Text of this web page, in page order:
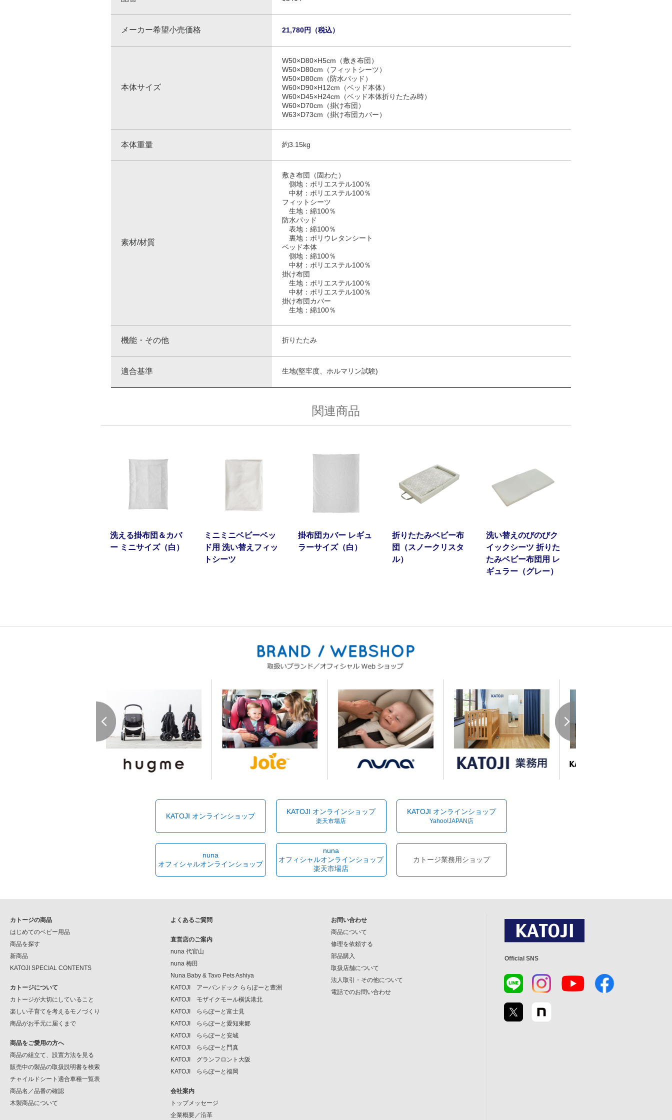
メーカー希望小売価格 21,780円（税込）
本体サイズ
W50×D80×H5cm（敷き布団）
W50×D80cm（フィットシーツ）
W50×D80cm（防水パッド）
W60×D90×H12cm（ベッド本体）
W60×D45×H24cm（ベッド本体折りたたみ時）
W60×D70cm（掛け布団）
W63×D73cm（掛け布団カバー）
本体重量 約3.15kg
素材/材質
敷き布団（固わた）
側地：ポリエステル100％
中材：ポリエステル100％
フィットシーツ
生地：綿100％
防水パッド
表地：綿100％
裏地：ポリウレタンシート
ベッド本体
側地：綿100％
中材：ポリエステル100％
掛け布団
生地：ポリエステル100％
中材：ポリエステル100％
掛け布団カバー
生地：綿100％
機能・その他 折りたたみ
適合基準 生地(堅牢度、ホルマリン試験)
関連商品
洗える掛布団＆カバ
ー ミニサイズ（白）
ミニミニベビーベッ
ド用 洗い替えフィッ
トシーツ
掛布団カバー レギュ
ラーサイズ（白）
折りたたみベビー布
団（スノークリスタ
ル）
洗い替えのびのびク
イックシーツ 折りた
たみベビー布団用 レ
ギュラー（グレー）
KATOJI オンラインショップ
KATOJI オンラインショップ
楽天市場店
KATOJI オンラインショップ
Yahoo!JAPAN店
nuna
オフィシャルオンラインショップ
nuna
オフィシャルオンラインショップ
楽天市場店
カトージ業務用ショップ
カトージの商品
はじめてのベビー用品
商品を探す
新商品
KATOJI SPECIAL CONTENTS
カトージについて
カトージが大切にしていること
楽しい子育てを考えるモノづくり
商品がお手元に届くまで
商品をご愛用の方へ
商品の組立て、設置方法を見る
販売中の製品の取扱説明書を検索
チャイルドシート適合車種一覧表
商品名／品番の確認
木製商品について
よくあるご質問
直営店のご案内
nuna 代官山
nuna 梅田
Nuna Baby & Tavo Pets Ashiya
KATOJI アーバンドック ららぽーと豊洲
KATOJI モザイクモール横浜港北
KATOJI ららぽーと富士見
KATOJI ららぽーと愛知東郷
KATOJI ららぽーと安城
KATOJI ららぽーと門真
KATOJI グランフロント大阪
KATOJI ららぽーと福岡
会社案内
トップメッセージ
企業概要／沿革
お問い合わせ
商品について
修理を依頼する
部品購入
取扱店舗について
法人取引・その他について
電話でのお問い合わせ
Official SNS